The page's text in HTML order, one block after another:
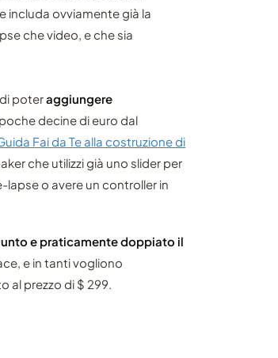
includa ovviamente già la
che video, e che sia
poteraggiungere
decine di euro dal
Fai da Te alla costruzione di
che utilizzi già uno slider per
lapse o avere un controller in
e praticamente doppiato il
e in tanti vogliono
prezzo di $ 299.